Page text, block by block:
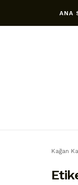
ANA
Kağan